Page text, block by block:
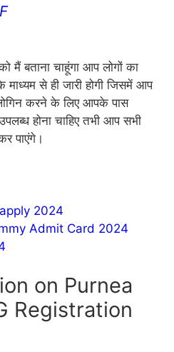
मैं बताना चाहूंगा आप लोगों का
से ही जारी होगी जिसमें आप
करने के लिए आपके पास
होना चाहिए तभी आप सभी
पाएंगे।
2024
Admit Card 2024
on Purnea
Registration